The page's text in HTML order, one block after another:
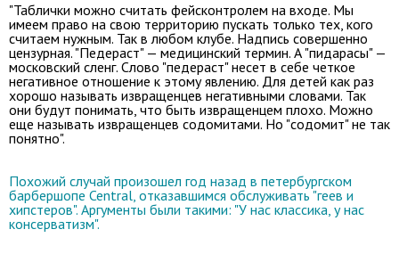
"Таблички можно считать фейсконтролем на входе. Мы
имеем право на свою территорию пускать только тех, кого
считаем нужным. Так в любом клубе. Надпись совершенно
цензурная. "Педераст" — медицинский термин. А "пидарасы" —
московский сленг. Слово "педераст" несет в себе четкое
негативное отношение к этому явлению. Для детей как раз
хорошо называть извращенцев негативными словами. Так
они будут понимать, что быть извращенцем плохо. Можно
еще называть извращенцев содомитами. Но "содомит" не так
понятно".
Похожий случай произошел год назад в петербургском
барбершопе Central, отказавшимся обслуживать "геев и
хипстеров". Аргументы были такими: "У нас классика, у нас
консерватизм".